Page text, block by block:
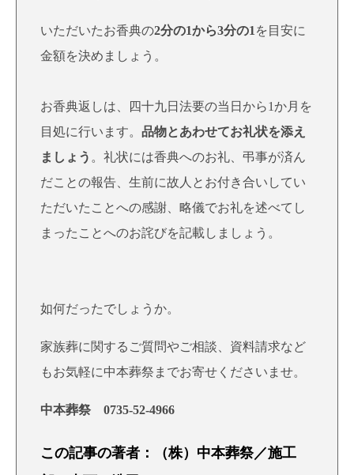
いただいたお香典の2分の1から3分の1 を目安に
金額を決めましょう。
お香典返しは、四十九日法要の当日から1か月を
目処に行います。 品物とあわせてお礼状を添え
ましょう 。礼状には香典へのお礼、弔事が済ん
だことの報告、生前に故人とお付き合いしてい
ただいたことへの感謝、略儀でお礼を述べてし
まったことへのお詫びを記載しましょう。
如何だったでしょうか。
家族葬に関するご質問やご相談、資料請求など
もお気軽に中本葬祭までお寄せくださいませ。
中本葬祭 0735-52-4966
この記事の著者：（株）中本葬祭／施工